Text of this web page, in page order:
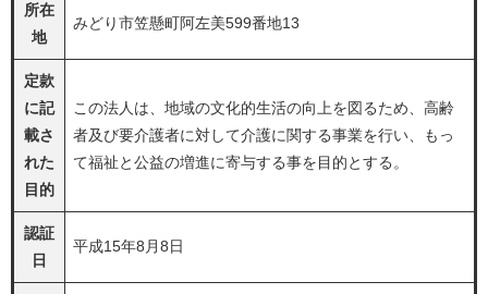
所在
地
みどり市笠懸町阿左美599番地13
定款
に記
載さ
れた
目的
この法人は、地域の文化的生活の向上を図るため、高齢
者及び要介護者に対して介護に関する事業を行い、もっ
て福祉と公益の増進に寄与する事を目的とする。
認証
日
平成15年8月8日